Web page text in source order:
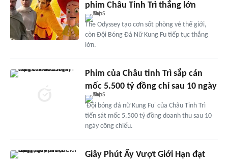
phim Châu Tinh Trì thắng lớn
The Odyssey tạo cơn sốt phòng vé thế giới,
còn Đội Bóng Đá Nữ Kung Fu tiếp tục thắng
lớn.
Phim của Châu tinh Trì sắp cán
mốc 5.500 tỷ đồng chỉ sau 10 ngày
'Đội bóng đá nữ Kung Fu' của Châu Tinh Trì
tiến sát mốc 5.500 tỷ đồng doanh thu sau 10
ngày công chiếu.
Giây Phút Ấy Vượt Giới Hạn đạt